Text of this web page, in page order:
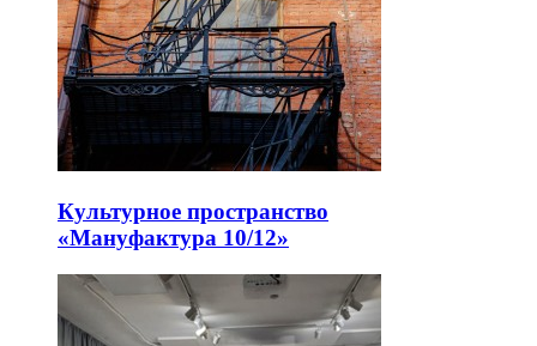
Культурное пространство
«Мануфактура 10/12»